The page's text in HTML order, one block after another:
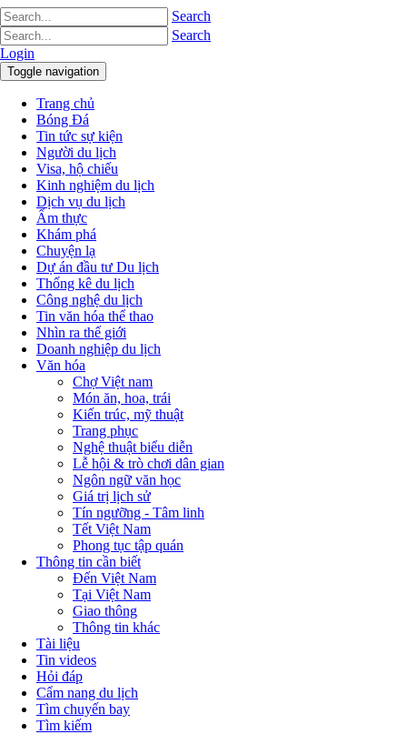
Search
Search
Login
Toggle navigation
Trang chủ
Bóng Đá
Tin tức sự kiện
Người du lịch
Visa, hộ chiếu
Kinh nghiệm du lịch
Dịch vụ du lịch
Ẩm thực
Khám phá
Chuyện lạ
Dự án đầu tư Du lịch
Thống kê du lịch
Công nghệ du lịch
Tin văn hóa thể thao
Nhìn ra thế giới
Doanh nghiệp du lịch
Văn hóa
Chợ Việt nam
Món ăn, hoa, trái
Kiến trúc, mỹ thuật
Trang phục
Nghệ thuật biểu diễn
Lễ hội & trò chơi dân gian
Ngôn ngữ văn học
Giá trị lịch sử
Tín ngưỡng - Tâm linh
Tết Việt Nam
Phong tục tập quán
Thông tin cần biết
Đến Việt Nam
Tại Việt Nam
Giao thông
Thông tin khác
Tài liệu
Tin videos
Hỏi đáp
Cẩm nang du lịch
Tìm chuyến bay
Tìm kiếm